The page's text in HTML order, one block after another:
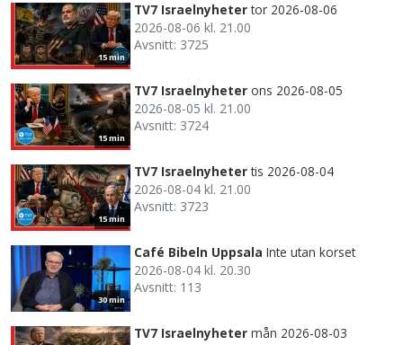
15 min
TV7 Israelnyheter tor 2026-08-06
2026-08-06 kl. 21.00
Avsnitt: 3725
15 min
TV7 Israelnyheter ons 2026-08-05
2026-08-05 kl. 21.00
Avsnitt: 3724
15 min
TV7 Israelnyheter tis 2026-08-04
2026-08-04 kl. 21.00
Avsnitt: 3723
30 min
Café Bibeln Uppsala Inte utan korset
2026-08-04 kl. 20.30
Avsnitt: 113
TV7 Israelnyheter mån 2026-08-03